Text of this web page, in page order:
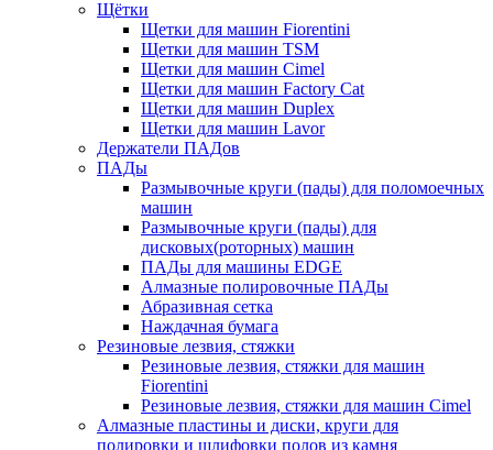
Щётки
Щетки для машин Fiorentini
Щетки для машин TSM
Щетки для машин Cimel
Щетки для машин Factory Cat
Щетки для машин Duplex
Щетки для машин Lavor
Держатели ПАДов
ПАДы
Размывочные круги (пады) для поломоечных
машин
Размывочные круги (пады) для
дисковых(роторных) машин
ПАДы для машины EDGE
Алмазные полировочные ПАДы
Абразивная сетка
Наждачная бумага
Резиновые лезвия, стяжки
Резиновые лезвия, стяжки для машин
Fiorentini
Резиновые лезвия, стяжки для машин Cimel
Алмазные пластины и диски, круги для
полировки и шлифовки полов из камня